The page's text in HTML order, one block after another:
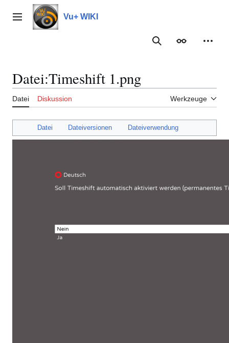
Inhalt
springenHauptmenü Vu+ WIKI
Suche
Datei:Timeshift 1.png
Datei Diskussion Werkzeuge
Datei Dateiversionen Dateiverwendung